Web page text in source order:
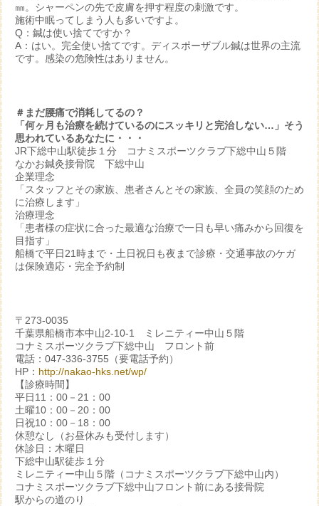
㎜。シャーペンの先で皮膚を押す程度の刺激です。
施術中眠ってしまう人も多いですよ。
Q：鍼は使い捨てですか？
A：はい。完全使い捨てです。ディスポーザブル鍼は世界の主流
です。感染の危険性はありません。
＃まだ腰痛で消耗してるの？
「何ヶ月も治療を続けているのにスッキリと完治しない…」そう
思われているあなたに・・・
JR下総中山駅徒歩１分 コナミスポーツクラブ下総中山５階
なかお鍼灸接骨院 下総中山
企業理念
「スタッフとその家族、患者さんとその家族、全員の笑顔のため
に治療します」
治療理念
「患者様の症状に合った最適な治療で一日も早い痛みから回復を
目指す」
船橋で平日21時まで・土日祝日も夜まで診療・交通事故のケガ
は保険適応・完全予約制
〒273-0035
千葉県船橋市本中山2-10-1 ミレニティー中山５階
コナミスポーツクラブ下総中山 フロント前
電話：047-336-3755（要電話予約）
HP： http://nakao-hks.net/wp/
【診療時間】
平日11：00－21：00
土曜10：00－20：00
日祝10：00－18：00
休憩なし（お昼休みも受付します）
休診日：木曜日
下総中山駅徒歩１分
ミレニティー中山５階（コナミスポーツクラブ下総中山内）
コナミスポーツクラブ下総中山フロント前にある接骨院
駅からの道のり